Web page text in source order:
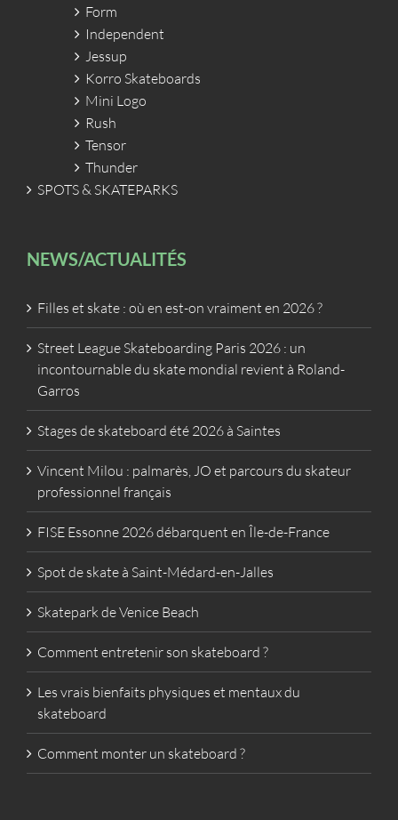
Form
Independent
Jessup
Korro Skateboards
Mini Logo
Rush
Tensor
Thunder
SPOTS & SKATEPARKS
NEWS/ACTUALITÉS
Filles et skate : où en est-on vraiment en 2026 ?
Street League Skateboarding Paris 2026 : un
incontournable du skate mondial revient à Roland-
Garros
Stages de skateboard été 2026 à Saintes
Vincent Milou : palmarès, JO et parcours du skateur
professionnel français
FISE Essonne 2026 débarquent en Île-de-France
Spot de skate à Saint-Médard-en-Jalles
Skatepark de Venice Beach
Comment entretenir son skateboard ?
Les vrais bienfaits physiques et mentaux du
skateboard
Comment monter un skateboard ?